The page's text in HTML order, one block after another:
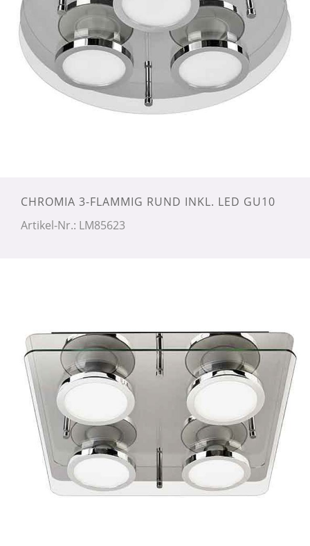
CHROMIA 3-FLAMMIG RUND INKL. LED GU10
Artikel-Nr.: LM85623